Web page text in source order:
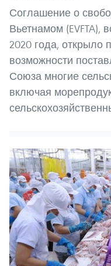
Соглашение о
Вьетнамом (EVFTA),
2020 года, открыло
возможности
Союза многие
включая